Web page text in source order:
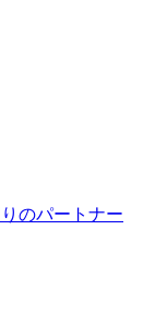
のパートナー